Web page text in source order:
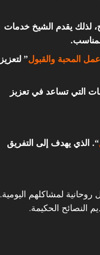
لذلك يقدم الشيخ خدمات
عمل المحبة والقبول” لتعزيز
التي تساعد في تعزيز
“. الذي يهدف إلى التفريق
لمشاكلهم اليومية.
النصائح الحكيمة.